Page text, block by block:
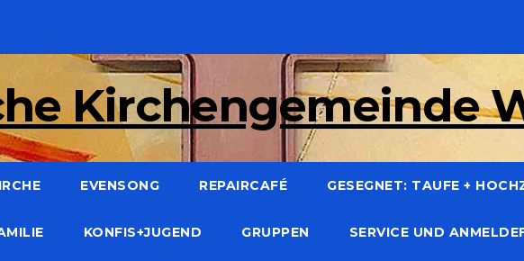
Kirchengemeinde
EVENSONG REPAIRCAFÉ GESEGNET: TAUFE +
KONFIS+JUGEND GRUPPEN SERVICE UND